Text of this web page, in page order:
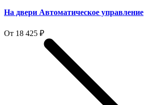
На двери Автоматическое управление
От 18 425 ₽